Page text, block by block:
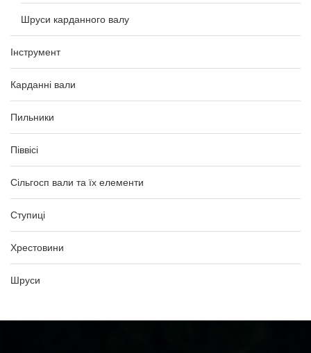
Шруси карданного валу
Інструмент
Карданні вали
Пильники
Піввісі
Сільгосп вали та їх елементи
Ступиці
Хрестовини
Шруси